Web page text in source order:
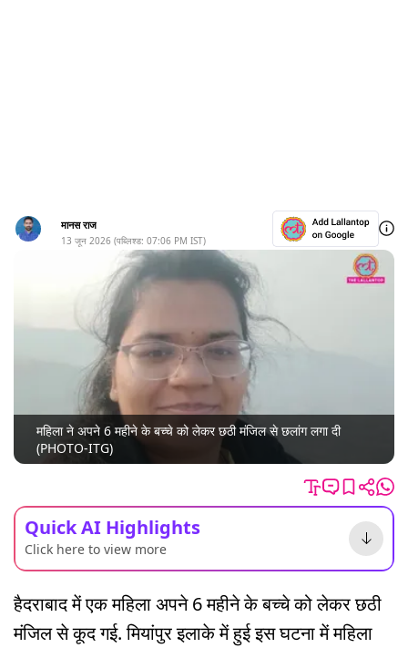
मानस राज
13 जून 2026 (पब्लिश्ड: 07:06 PM IST)
महिला ने अपने 6 महीने के बच्चे को लेकर छठी मंजिल से छलांग लगा दी
(PHOTO-ITG)
Quick AI Highlights
Click here to view more
हैदराबाद में एक महिला अपने 6 महीने के बच्चे को लेकर छठी
मंजिल से कूद गई. मियांपुर इलाके में हुई इस घटना में महिला